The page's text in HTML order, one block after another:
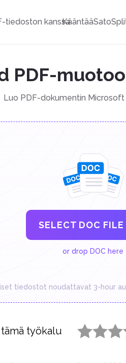
tiedoston kanssaKääntääSato
PDF-
Luo PDF-dokumentin Microsoft
SELECT DOC FILE
or drop DOC here
tiedostot noudattavat 3-hour
työkalu